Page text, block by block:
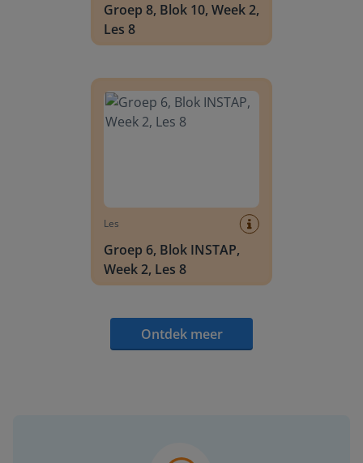
Groep 8, Blok 10, Week 2,
Les 8
Les
Groep 6, Blok INSTAP,
Week 2, Les 8
Ontdek meer